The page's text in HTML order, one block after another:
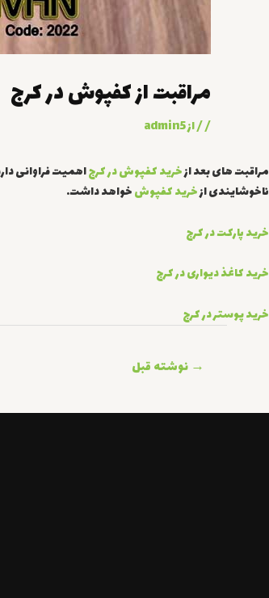
مراقبت از کفپوش در کرج
// ازadmin5
مراقبت های بعد ازخرید کفپوش در کرجاهمیت فراوانی
ناخوشایندی ازخرید کفپوشخواهد داشت.
خرید پارکت در کرج
خرید کاغذ دیواری در کرج
خرید پوستر در کرج
→ نوشته قبل